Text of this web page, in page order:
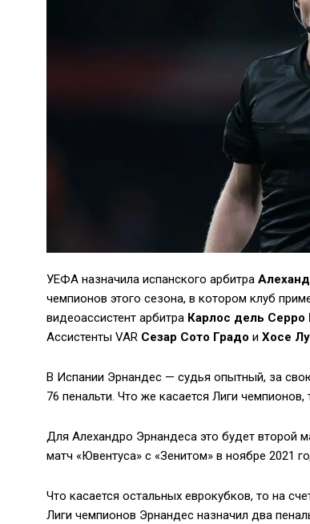
УЕФА назначила испанского арбитра
чемпионов этого сезона, в котором клуб
видеоассистент арбитра Карлос дель Серро
Ассистенты VAR Сезар Сото Градо и Хосе
В Испании Эрнандес — судья опытный, за
76 пенальти. Что же касается Лиги
Для Алехандро Эрнандеса это будет второй
матч «Ювентуса» с «Зенитом» в ноябре 2021
Что касается остальных еврокубков, то на
Лиги чемпионов Эрнандес назначил два